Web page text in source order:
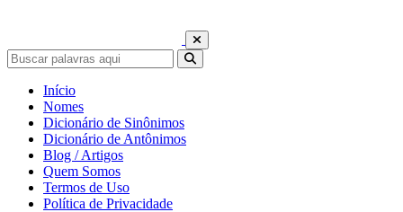
Início
Nomes
Dicionário de Sinônimos
Dicionário de Antônimos
Blog / Artigos
Quem Somos
Termos de Uso
Política de Privacidade